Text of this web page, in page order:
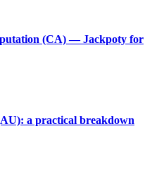
(CA) — Jackpoty for
a practical breakdown